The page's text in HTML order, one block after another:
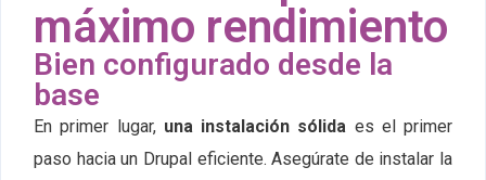
máximo rendimiento
Bien configurado desde la
base
En primer lugar, una instalación sólida es el primer
paso hacia un Drupal eficiente. Asegúrate de instalar la